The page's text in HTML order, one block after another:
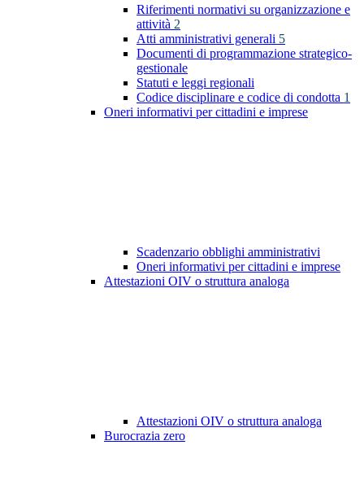
Riferimenti normativi su organizzazione e
attività 2
Atti amministrativi generali 5
Documenti di programmazione strategico-
gestionale
Statuti e leggi regionali
Codice disciplinare e codice di condotta 1
Oneri informativi per cittadini e imprese
Scadenzario obblighi amministrativi
Oneri informativi per cittadini e imprese
Attestazioni OIV o struttura analoga
Attestazioni OIV o struttura analoga
Burocrazia zero